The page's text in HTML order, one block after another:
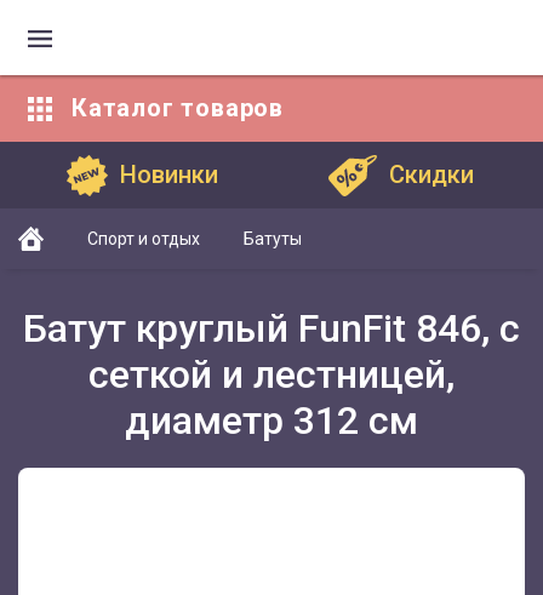
Каталог товаров
Новинки Скидки
Спорт и отдых Батуты
Батут круглый FunFit 846, с
сеткой и лестницей,
диаметр 312 см